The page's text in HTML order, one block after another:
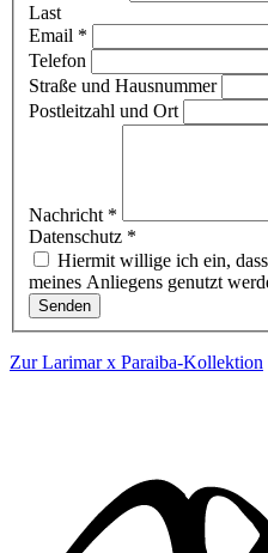
Last
Email *
Telefon
Straße und Hausnummer
Postleitzahl und Ort
Nachricht *
Datenschutz *
Hiermit willige ich ein,
meines Anliegens genutzt
Senden
Zur Larimar x Paraiba-Kollektion